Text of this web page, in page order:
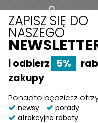
AKCESORIA DLA
ROLL - DRAPAK DLA
ZAPISZ SIĘ DO
NASZEGO
i odbierz 5%
zakupy
Ponadto będziesz
newsy
porady
atrakcyjne rabaty